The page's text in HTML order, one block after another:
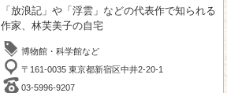
「放浪記」や「浮雲」などの代表作で知られる
作家、林芙美子の自宅
博物館・科学館など
〒161-0035 東京都新宿区中井2-20-1
03-5996-9207